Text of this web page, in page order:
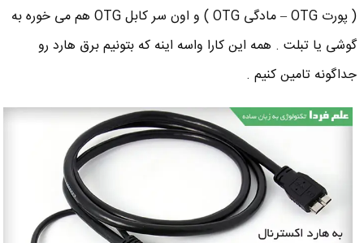
( پورت OTG – مادگی OTG ) و اون سر کابل OTG هم می خوره به
گوشی یا تبلت . همه این کارا واسه اینه که بتونیم برق هارد رو
جداگونه تامین کنیم .